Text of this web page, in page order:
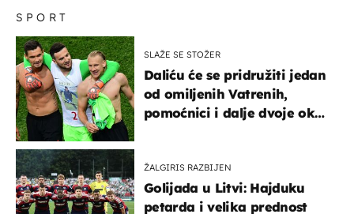
SPORT
SLAŽE SE STOŽER
Daliću će se pridružiti jedan
od omiljenih Vatrenih,
pomoćnici i dalje dvoje oko
ŽALGIRIS RAZBIJEN
Golijada u Litvi: Hajduku
petarda i velika prednost